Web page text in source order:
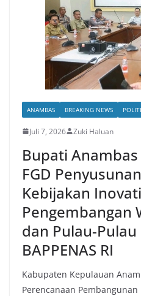
ANAMBAS BREAKING NEWS
Juli 7, 2026 Zuki Haluan
Bupati
FGD
Kebijakan
Pengembangan
dan Pulau-
BAPPENAS RI
Kabupaten Kepulauan
Perencanaan